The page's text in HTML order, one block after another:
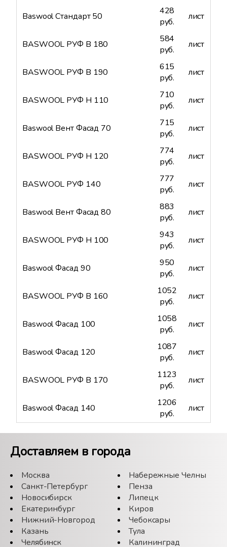
Baswool Стандарт 50
428
руб.
лист
BASWOOL РУФ В 180
584
руб.
лист
BASWOOL РУФ В 190
615
руб.
лист
BASWOOL РУФ Н 110
710
руб.
лист
Baswool Вент Фасад 70
715
руб.
лист
BASWOOL РУФ Н 120
774
руб.
лист
BASWOOL РУФ 140
777
руб.
лист
Baswool Вент Фасад 80
883
руб.
лист
BASWOOL РУФ Н 100
943
руб.
лист
Baswool Фасад 90
950
руб.
лист
BASWOOL РУФ В 160
1052
руб.
лист
Baswool Фасад 100
1058
руб.
лист
Baswool Фасад 120
1087
руб.
лист
BASWOOL РУФ В 170
1123
руб.
лист
Baswool Фасад 140
1206
руб.
лист
Доставляем в города
Москва
Санкт-Петербург
Новосибирск
Екатеринбург
Нижний-Новгород
Казань
Челябинск
Набережные Челны
Пенза
Липецк
Киров
Чебоксары
Тула
Калининград